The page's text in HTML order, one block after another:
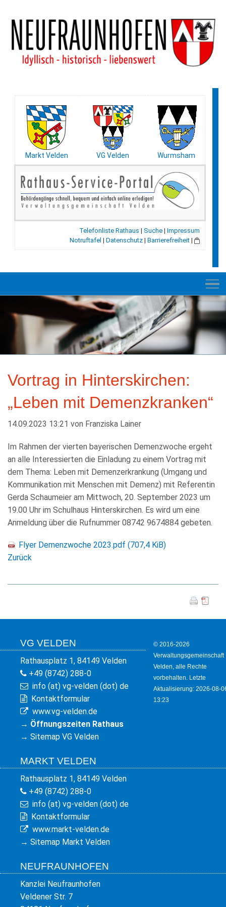
Markt Velden VG Velden Wurmsham
Telefonliste Rathaus | Suche | Impressum
Notruftafel | Datenschutz | Barrierefreiheit |
RATHAUS
GEMEINDE
GESCHICHTE
LEBEN+WOHNEN
BILDUNG+SOZIALES
KULTUR+TOURISMUS
WIRTSCHAFT
Vortrag in Hinterskirchen:
„Leben mit Demenzkranken“
14.09.2023 13:21 von Franziska Lainer
Im Rahmen der vierten bayerischen Demenzwoche ergeht
an alle Interessierten die Einladung zu einem Vortrag mit
dem Thema: Leben mit Demenzerkrankung (Umgang und
Kommunikation mit Menschen mit Demenz) mit Referentin
Gerda Schaumeier am Mittwoch, 20. September 2023 um
19.00 Uhr im Schulhaus Hinterskirchen. Es wird um eine
Anmeldung über die Rufnummer 08742 9674884 gebeten.
Flyer Demenzwoche 2023.pdf (707,4 KiB)
Zurück
VG VELDEN
Rathausplatz 1, 84149 Velden
+49 (8742) 288-0
info (at) vg-velden (dot) de
Kontaktformular
www.vg-velden.de
→ Öffnungszeiten Rathaus
→ Sitemap VG Velden
MARKT VELDEN
Rathausplatz 1, 84149 Velden
+49 (8742) 288-0
info (at) vg-velden (dot) de
Kontaktformular
www.markt-velden.de
→ Sitemap Markt Velden
NEUFRAUNHOFEN
Kanzlei Neufraunhofen
Veldener Str. 7
© 2016-2026
Verwaltungsgemeinschaft
Velden, alle Rechte
vorbehalten. Letzte
Aktualisierung: 2026-08-
13:23